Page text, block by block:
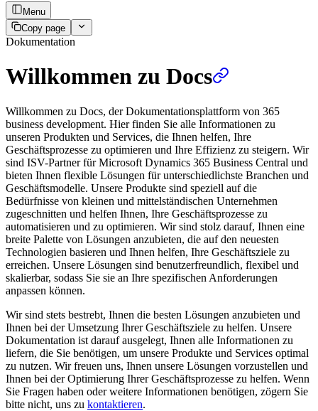
Menu
Copy page
Dokumentation
Willkommen zu Docs
Willkommen zu Docs, der Dokumentationsplattform von 365
business development. Hier finden Sie alle Informationen zu
unseren Produkten und Services, die Ihnen helfen, Ihre
Geschäftsprozesse zu optimieren und Ihre Effizienz zu steigern. Wir
sind ISV-Partner für Microsoft Dynamics 365 Business Central und
bieten Ihnen flexible Lösungen für unterschiedlichste Branchen und
Geschäftsmodelle. Unsere Produkte sind speziell auf die
Bedürfnisse von kleinen und mittelständischen Unternehmen
zugeschnitten und helfen Ihnen, Ihre Geschäftsprozesse zu
automatisieren und zu optimieren. Wir sind stolz darauf, Ihnen eine
breite Palette von Lösungen anzubieten, die auf den neuesten
Technologien basieren und Ihnen helfen, Ihre Geschäftsziele zu
erreichen. Unsere Lösungen sind benutzerfreundlich, flexibel und
skalierbar, sodass Sie sie an Ihre spezifischen Anforderungen
anpassen können.
Wir sind stets bestrebt, Ihnen die besten Lösungen anzubieten und
Ihnen bei der Umsetzung Ihrer Geschäftsziele zu helfen. Unsere
Dokumentation ist darauf ausgelegt, Ihnen alle Informationen zu
liefern, die Sie benötigen, um unsere Produkte und Services optimal
zu nutzen. Wir freuen uns, Ihnen unsere Lösungen vorzustellen und
Ihnen bei der Optimierung Ihrer Geschäftsprozesse zu helfen. Wenn
Sie Fragen haben oder weitere Informationen benötigen, zögern Sie
bitte nicht, uns zu kontaktieren.